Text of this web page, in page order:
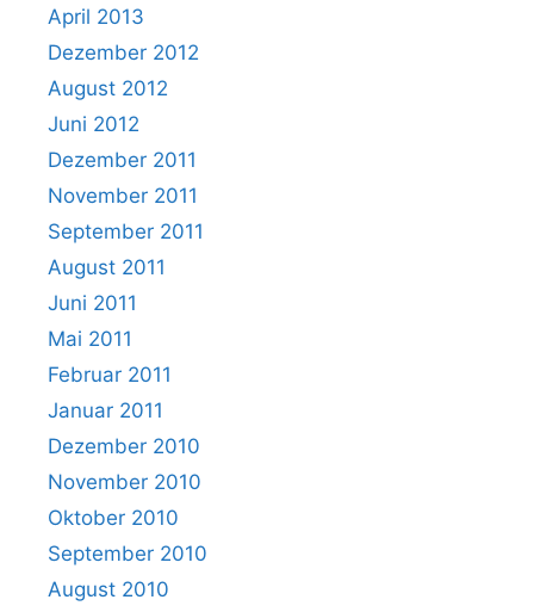
April 2013
Dezember 2012
August 2012
Juni 2012
Dezember 2011
November 2011
September 2011
August 2011
Juni 2011
Mai 2011
Februar 2011
Januar 2011
Dezember 2010
November 2010
Oktober 2010
September 2010
August 2010